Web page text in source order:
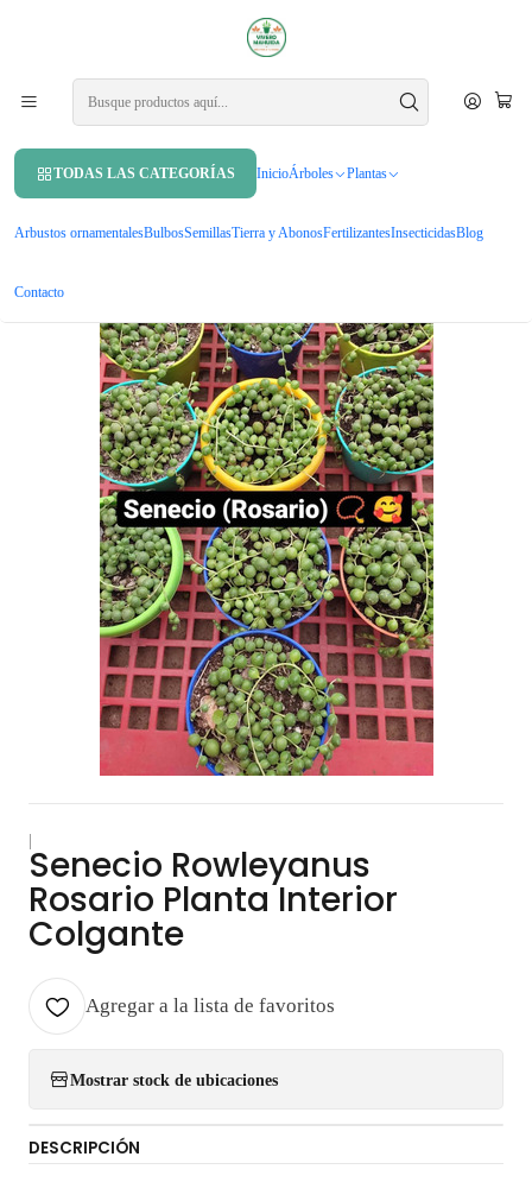
TODAS LAS CATEGORÍAS InicioÁrboles Plantas
Arbustos ornamentalesBulbosSemillasTierra y AbonosFertilizantesInsecticidasBlog
Contacto
APROVECHA UN 10% DE DCTO. EN TU PRIMERA COMPRA USANDO
Inicio Plantas
Senecio Rowleyanus Rosario Planta Interior Colgante
Senecio Rowleyanus
Rosario Planta Interior
Colgante
Agregar a la lista de favoritos
Mostrar stock de ubicaciones
DESCRIPCIÓN